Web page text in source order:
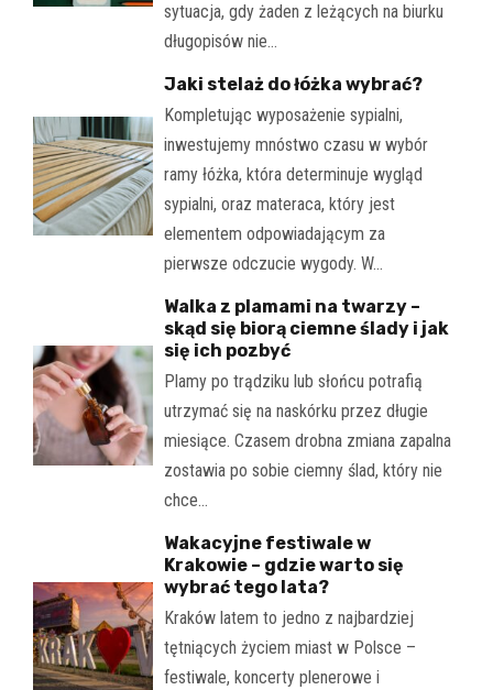
sytuacja, gdy żaden z leżących na biurku
długopisów nie…
Jaki stelaż do łóżka wybrać?
Kompletując wyposażenie sypialni,
inwestujemy mnóstwo czasu w wybór
ramy łóżka, która determinuje wygląd
sypialni, oraz materaca, który jest
elementem odpowiadającym za
pierwsze odczucie wygody. W…
Walka z plamami na twarzy –
skąd się biorą ciemne ślady i jak
się ich pozbyć
Plamy po trądziku lub słońcu potrafią
utrzymać się na naskórku przez długie
miesiące. Czasem drobna zmiana zapalna
zostawia po sobie ciemny ślad, który nie
chce…
Wakacyjne festiwale w
Krakowie – gdzie warto się
wybrać tego lata?
Kraków latem to jedno z najbardziej
tętniących życiem miast w Polsce –
festiwale, koncerty plenerowe i